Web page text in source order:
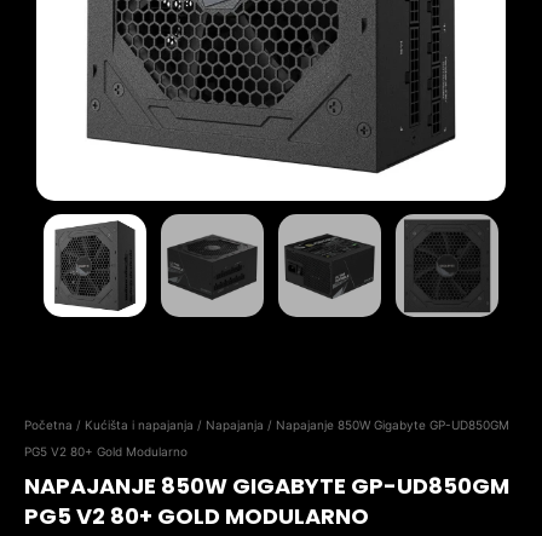
Početna / Kućišta i napajanja / Napajanja / Napajanje 850W Gigabyte GP-UD850GM
PG5 V2 80+ Gold Modularno
NAPAJANJE 850W GIGABYTE GP-UD850GM
PG5 V2 80+ GOLD MODULARNO